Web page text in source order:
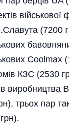
військової
(7200
Coolmax
КЗС (2530
виробництва
трьох пар